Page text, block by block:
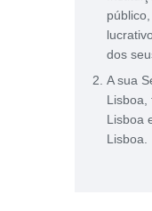
dos
A sua
Lisboa,
Lisboa
Lisboa.